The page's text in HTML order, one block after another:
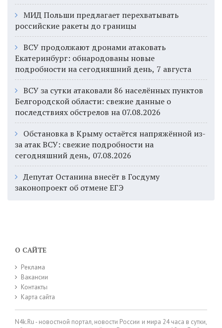
МИД Польши предлагает перехватывать
российские ракеты до границы
ВСУ продолжают дронами атаковать
Екатеринбург: обнародованы новые
подробности на сегодняшний день, 7 августа
ВСУ за сутки атаковали 86 населённых пунктов
Белгородской области: свежие данные о
последствиях обстрелов на 07.08.2026
Обстановка в Крыму остаётся напряжённой из-
за атак ВСУ: свежие подробности на
сегодняшний день, 07.08.2026
Депутат Останина внесёт в Госдуму
законопроект об отмене ЕГЭ
О САЙТЕ
Реклама
Вакансии
Контакты
Карта сайта
N4k.Ru - новостной портал, новости России и мира 24 часа в сутки,